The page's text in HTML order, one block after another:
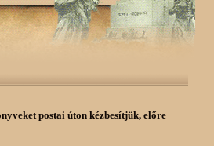
postai úton kézbesítjük, előre